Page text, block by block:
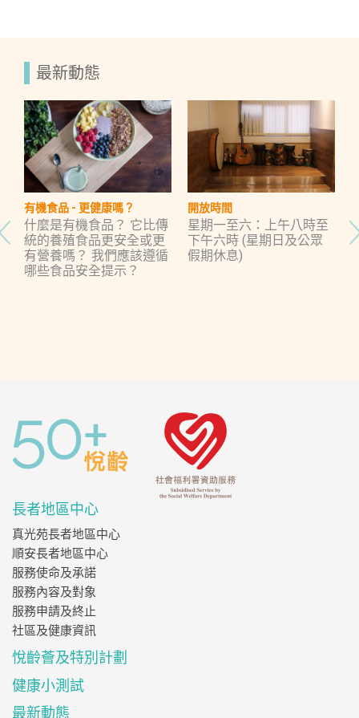
最新動態
有機食品 - 更健康嗎？
什麼是有機食品？ 它比傳
統的養殖食品更安全或更
有營養嗎？ 我們應該遵循
哪些食品安全提示？
開放時間
星期一至六：上午八時至
下午六時 (星期日及公眾
假期休息)
長者地區中心
真光苑長者地區中心
順安長者地區中心
服務使命及承諾
服務內容及對象
服務申請及終止
社區及健康資訊
悅齡薈及特別計劃
健康小測試
最新動態